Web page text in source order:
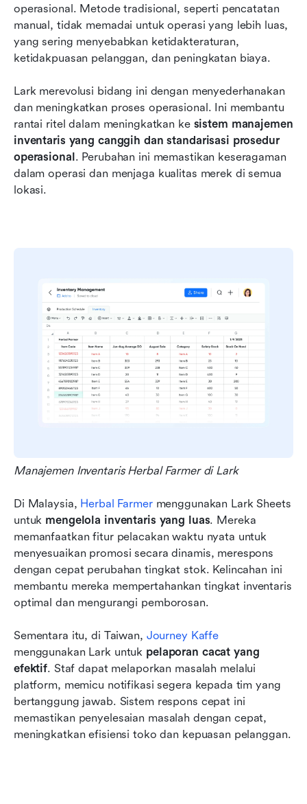
operasional. Metode tradisional, seperti pencatatan
manual, tidak memadai untuk operasi yang lebih luas,
yang sering menyebabkan ketidakteraturan,
ketidakpuasan pelanggan, dan peningkatan biaya.
Lark merevolusi bidang ini dengan menyederhanakan
dan meningkatkan proses operasional. Ini membantu
rantai ritel dalam meningkatkan ke sistem manajemen
inventaris yang canggih dan standarisasi prosedur
operasional. Perubahan ini memastikan keseragaman
dalam operasi dan menjaga kualitas merek di semua
lokasi.
Manajemen Inventaris Herbal Farmer di Lark
Di Malaysia, Herbal Farmer menggunakan Lark Sheets
untuk mengelola inventaris yang luas. Mereka
memanfaatkan fitur pelacakan waktu nyata untuk
menyesuaikan promosi secara dinamis, merespons
dengan cepat perubahan tingkat stok. Kelincahan ini
membantu mereka mempertahankan tingkat inventaris
optimal dan mengurangi pemborosan.
Sementara itu, di Taiwan, Journey Kaffe
menggunakan Lark untuk pelaporan cacat yang
efektif. Staf dapat melaporkan masalah melalui
platform, memicu notifikasi segera kepada tim yang
bertanggung jawab. Sistem respons cepat ini
memastikan penyelesaian masalah dengan cepat,
meningkatkan efisiensi toko dan kepuasan pelanggan.